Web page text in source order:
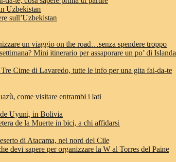
Uzbekistan
sull’Uzbekistan
un viaggio on the road…senza spendere troppo
Mini itinerario per assaporare un po’ di Islanda
Cime di Lavaredo, tutte le info per una gita fai-da-te
come visitare entrambi i lati
Uyuni, in Bolivia
de la Muerte in bici, a chi affidarsi
di Atacama, nel nord del Cile
devi sapere per organizzare la W al Torres del Paine